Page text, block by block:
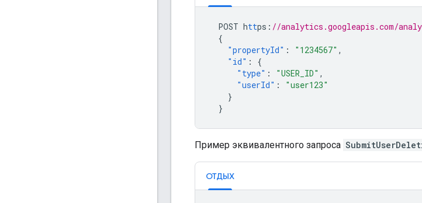
POST https : //analytics.googleapis.com/
{
"propertyId" : "1234567" ,
"id" :
{
"type" : "USER_ID" ,
"userId" :
"user123"
}
}
Пример эквивалентного запроса
ОТДЫХ